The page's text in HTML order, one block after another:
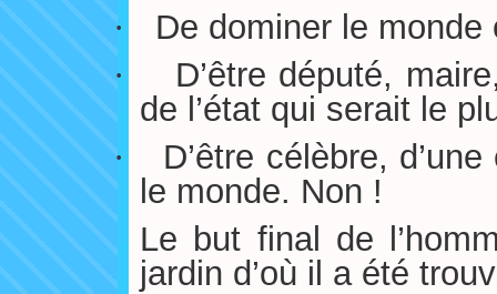
·
De dominer le monde
·
D’être député,
de l’état qui serait le
·
D’être célèbre,
le monde. Non !
Le but final de
jardin d’où il a été